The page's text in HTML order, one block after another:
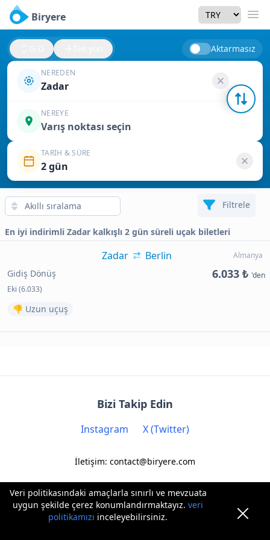
Veri politikasındaki amaçlarla sınırlı ve mevzuata
uygun şekilde çerez konumlandırmaktayız.veri
politikamızı inceleyebilirsiniz.
Biryere Currency
Aktarmasız
NEREDEN
Zadar
NEREYE
Varış noktası seçin
TARIH & SÜRE
2 gün
Filtrele
En iyi indirimli Zadar kalkışlı 2 gün süreli uçak biletleri
Almanya
Zadar Berlin
Gidiş Dönüş
Eki (6.033)
6.033 ₺ 'den
👎 Uzun uçuş
Bizi Takip Edin
Instagram X (Twitter)
İletişim: contact@biryere.com